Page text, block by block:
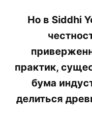
Но в Siddhi
практик,
бума
делиться